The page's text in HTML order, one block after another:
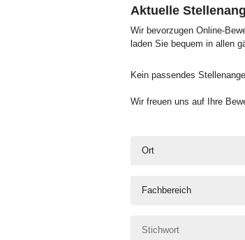
Aktuelle
Wir bevorzugen Online-
laden Sie bequem in allen
Kein passendes
Wir freuen uns auf Ihre
Ort
Fachbereich